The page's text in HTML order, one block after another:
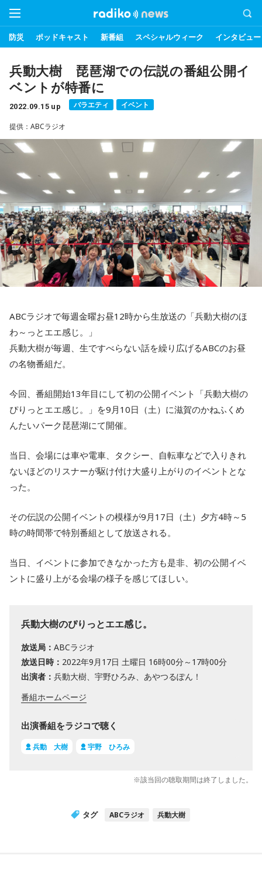
防災 ポッドキャスト 新番組 スペシャルウィーク インタビュー
兵動大樹 琵琶湖での伝説の番組公開イ
ベントが特番に
2022.09.15 up バラエティ イベント
提供：ABCラジオ
ABCラジオで毎週金曜お昼12時から生放送の「兵動大樹のほ
わ～っとエエ感じ。」
兵動大樹が毎週、生ですべらない話を繰り広げるABCのお昼
の名物番組だ。
今回、番組開始13年目にして初の公開イベント「兵動大樹の
ぴりっとエエ感じ。」を9月10日（土）に滋賀のかねふくめ
んたいパーク琵琶湖にて開催。
当日、会場には車や電車、タクシー、自転車などで入りきれ
ないほどのリスナーが駆け付け大盛り上がりのイベントとな
った。
その伝説の公開イベントの模様が9月17日（土）夕方4時～5
時の時間帯で特別番組として放送される。
当日、イベントに参加できなかった方も是非、初の公開イベ
ントに盛り上がる会場の様子を感じてほしい。
兵動大樹のぴりっとエエ感じ。
放送局： ABCラジオ
放送日時： 2022年9月17日 土曜日 16時00分～17時00分
出演者： 兵動大樹、宇野ひろみ、あやつるぽん！
番組ホームページ
出演番組をラジコで聴く
兵動 大樹 宇野 ひろみ
※該当回の聴取期間は終了しました。
タグ ABCラジオ 兵動大樹